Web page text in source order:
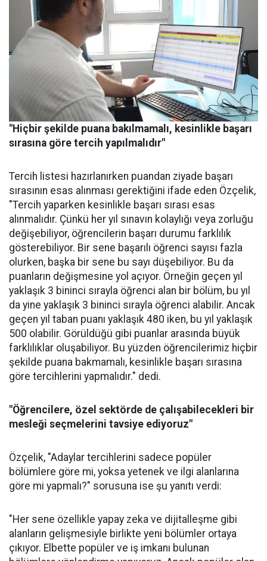
"Hiçbir şekilde puana bakılmamalı, kesinlikle başarı
sırasına göre tercih yapılmalıdır"
Tercih listesi hazırlanırken puandan ziyade başarı
sırasının esas alınması gerektiğini ifade eden Özçelik,
"Tercih yaparken kesinlikle başarı sırası esas
alınmalıdır. Çünkü her yıl sınavın kolaylığı veya zorluğu
değişebiliyor, öğrencilerin başarı durumu farklılık
gösterebiliyor. Bir sene başarılı öğrenci sayısı fazla
olurken, başka bir sene bu sayı düşebiliyor. Bu da
puanların değişmesine yol açıyor. Örneğin geçen yıl
yaklaşık 3 bininci sırayla öğrenci alan bir bölüm, bu yıl
da yine yaklaşık 3 bininci sırayla öğrenci alabilir. Ancak
geçen yıl taban puanı yaklaşık 480 iken, bu yıl yaklaşık
500 olabilir. Görüldüğü gibi puanlar arasında büyük
farklılıklar oluşabiliyor. Bu yüzden öğrencilerimiz hiçbir
şekilde puana bakmamalı, kesinlikle başarı sırasına
göre tercihlerini yapmalıdır." dedi.
"Öğrencilere, özel sektörde de çalışabilecekleri bir
mesleği seçmelerini tavsiye ediyoruz"
Özçelik, "Adaylar tercihlerini sadece popüler
bölümlere göre mi, yoksa yetenek ve ilgi alanlarına
göre mi yapmalı?" sorusuna ise şu yanıtı verdi:
"Her sene özellikle yapay zeka ve dijitalleşme gibi
alanların gelişmesiyle birlikte yeni bölümler ortaya
çıkıyor. Elbette popüler ve iş imkanı bulunan